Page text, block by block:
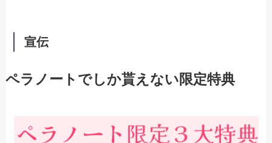
宣伝
ペラノートでしか貰えない限定特典